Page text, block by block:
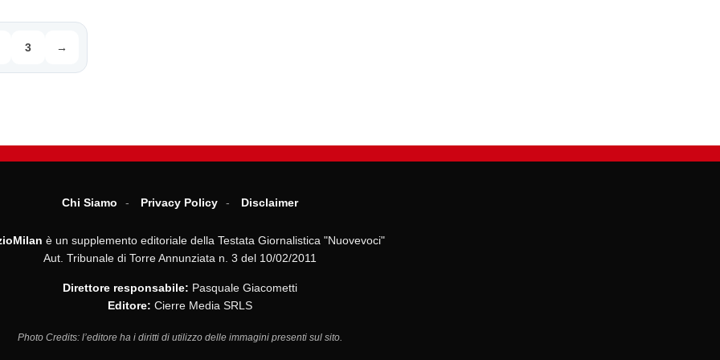
3 →
Chi Siamo Privacy Policy Disclaimer
è un supplemento editoriale della Testata Giornalistica "Nuovevoci"
Aut. Tribunale di Torre Annunziata n. 3 del 10/02/2011
Direttore responsabile: Pasquale Giacometti
Editore: Cierre Media SRLS
Photo Credits: l’editore ha i diritti di utilizzo delle immagini presenti sul sito.